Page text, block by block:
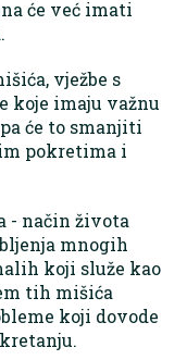
će već imati
vježbe s
koje imaju važnu
će to smanjiti
pokretima i
- način života
mnogih
koji služe kao
tih mišića
koji dovode